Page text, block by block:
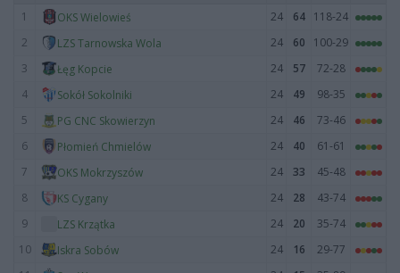
1 OKS Wielowieś 24 64
118-24
2
LZS Tarnowska Wola 24 60
100-29
3
Łęg Kopcie 24 57
72-28
4
Sokół Sokolniki 24 49
98-35
5
PG CNC Skowierzyn 24 46
73-46
6
Płomień Chmielów 24 40
61-61
7
OKS Mokrzyszów 24 33
45-48
8
KS Cygany 24 28
43-74
9
LZS Krzątka 24 20
35-74
10
Iskra Sobów 24 16
29-77